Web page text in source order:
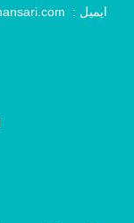
ایمیل :